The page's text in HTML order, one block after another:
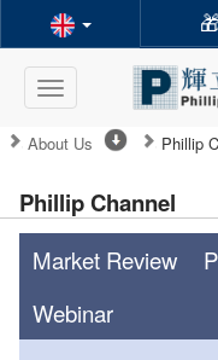
Toggle
navigation
About Us Phillip
Phillip Channel
Market Review
Webinar